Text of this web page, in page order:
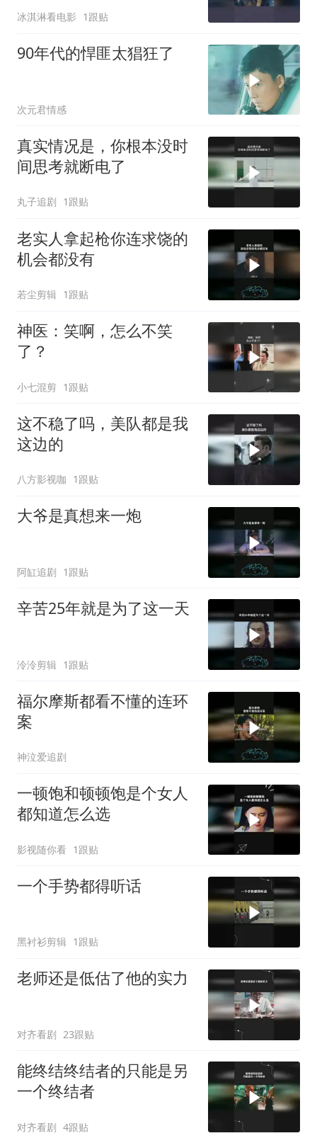
冰淇淋看电影 1跟贴
90年代的悍匪太猖狂了
次元君情感
真实情况是，你根本没时
间思考就断电了
丸子追剧 1跟贴
老实人拿起枪你连求饶的
机会都没有
若尘剪辑 1跟贴
神医：笑啊，怎么不笑
了？
小七混剪 1跟贴
这不稳了吗，美队都是我
这边的
八方影视咖 1跟贴
大爷是真想来一炮
阿缸追剧 1跟贴
辛苦25年就是为了这一天
泠泠剪辑 1跟贴
福尔摩斯都看不懂的连环
案
神泣爱追剧
一顿饱和顿顿饱是个女人
都知道怎么选
影视随你看 1跟贴
一个手势都得听话
黑衬衫剪辑 1跟贴
老师还是低估了他的实力
对齐看剧 23跟贴
能终结终结者的只能是另
一个终结者
对齐看剧 4跟贴